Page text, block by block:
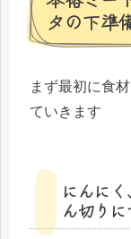
タの下準
まず最初に食
ていきます
にんに
ん切りに